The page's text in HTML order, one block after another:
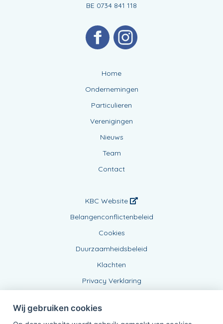
BE 0734 841 118
Home
Ondernemingen
Particulieren
Verenigingen
Nieuws
Team
Contact
KBC Website
Belangenconflictenbeleid
Cookies
Duurzaamheidsbeleid
Klachten
Privacy Verklaring
Wij gebruiken cookies